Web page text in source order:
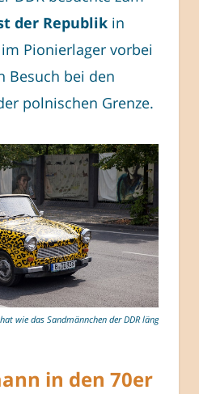
der Republik in
Pionierlager vorbei
Besuch bei den
polnischen Grenze.
wie das Sandmännchen der DDR längst
in den 70er